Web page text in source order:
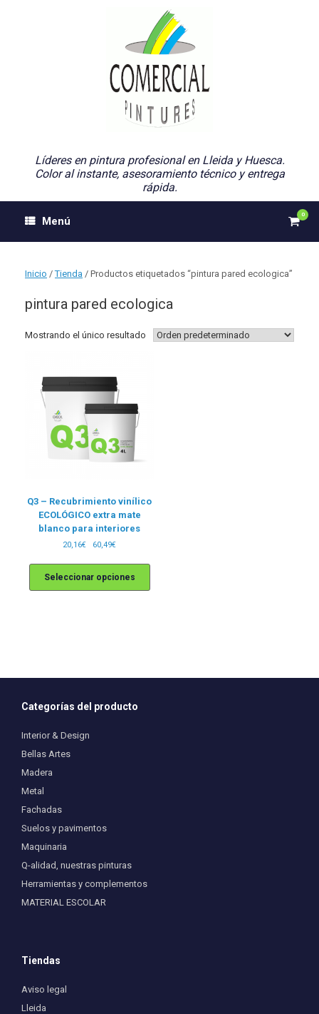
Líderes en pintura profesional en Lleida y Huesca.
Color al instante, asesoramiento técnico y entrega
rápida.
Menú
Ver
0
Inicio /Tienda / Productos etiquetados “pintura pared ecologica”
pintura pared ecologica
Mostrando el único resultado
Q3 – Recubrimiento vinílico
ECOLÓGICO extra mate
blanco para interiores
20,16€ 60,49€Rango
precios:
desde
20,16€
Seleccionar opciones
Este
tiene
Categorías del producto
Interior & Design
Bellas Artes
Madera
Metal
Fachadas
Suelos y pavimentos
Maquinaria
Q-alidad, nuestras pinturas
Herramientas y complementos
MATERIAL ESCOLAR
Tiendas
Aviso legal
Lleida